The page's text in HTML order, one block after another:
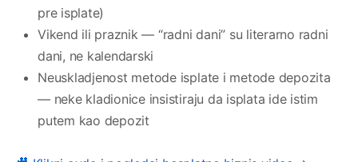
pre isplate)
Vikend ili praznik — “radni dani” su literarno radni
dani, ne kalendarski
Neuskladjenost metode isplate i metode depozita
— neke kladionice insistiraju da isplata ide istim
putem kao depozit